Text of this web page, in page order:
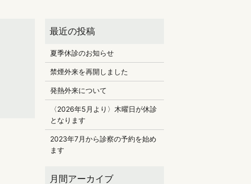
夏季休診のお知らせ
禁煙外来を再開しました
発熱外来について
〈2026年5月より〉木曜日が休診
となります
2023年7月から診察の予約を始め
ます